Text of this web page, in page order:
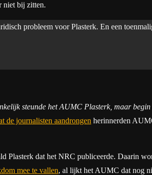
niet bij zitten.
probleem voor Plasterk. En een
steunde het AUMC Plasterk, maar
de journalisten aandrongen herinnerden
Plasterk dat het NRC publiceerde. Daarin
mee te vallen, al lijkt het AUMC dat nog